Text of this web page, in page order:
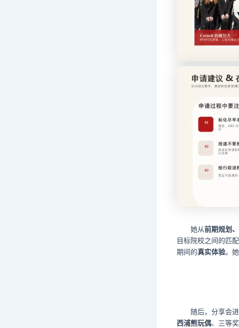
她从前期规划
目标院校之间的匹
期间的真实体验。
随后，分享会
西浦熊玩偶、三等奖